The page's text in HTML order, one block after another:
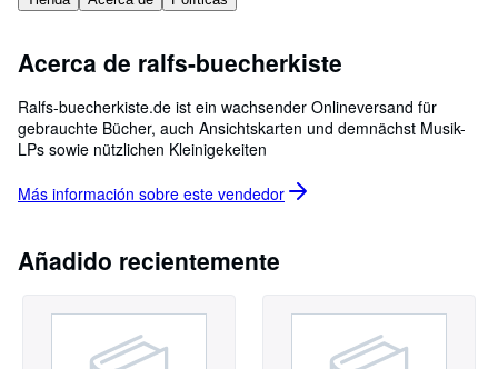
Ayuda
CERRAR
Acerca de ralfs-buecherkiste
Ralfs-buecherkiste.de ist ein wachsender Onlineversand für
gebrauchte Bücher, auch Ansichtskarten und demnächst Musik-
LPs sowie nützlichen Kleinigekeiten
Más información sobre este vendedor
Añadido recientemente